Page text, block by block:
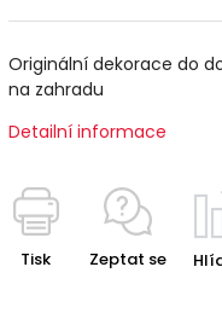
Originální dekorace do
na zahradu
Detailní informace
Tisk Zeptat se